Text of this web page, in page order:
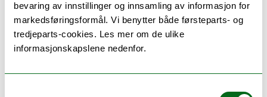
bevaring av innstillinger og innsamling av informasjon for
markedsføringsformål. Vi benytter både førsteparts- og
tredjeparts-cookies. Les mer om de ulike
informasjonskapslene nedenfor.